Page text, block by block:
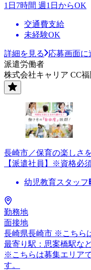
1日7時間 週1日からOK
交通費支給
未経験OK
詳細を見る
応募画面に
派遣労働者
株式会社キャリア CC福
長崎市／保育の楽しさ
【派遣社員】※資格必
幼児教育スタッフ
勤務地
面接地
長崎県長崎市 ※こちら
最寄り駅：思案橋駅な
※こちらは募集エリア
す。